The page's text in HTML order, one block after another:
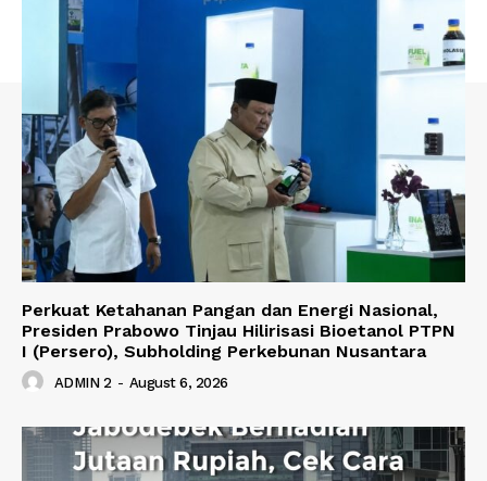
Perkuat Ketahanan Pangan dan Energi Nasional,
Presiden Prabowo Tinjau Hilirisasi Bioetanol PTPN
I (Persero), Subholding Perkebunan Nusantara
ADMIN 2 - August 6, 2026